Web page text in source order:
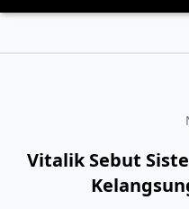
Vitalik Sebut